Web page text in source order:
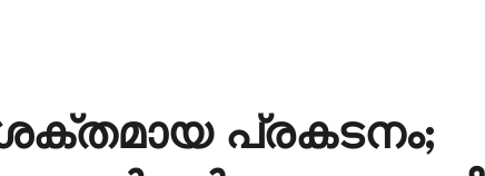
പ്രകടനം;